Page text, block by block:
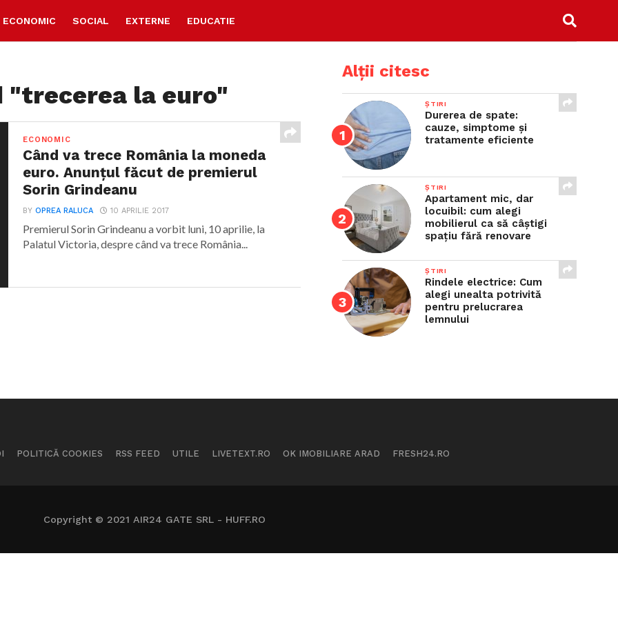
ECONOMIC SOCIAL EXTERNE EDUCATIE
"trecerea la euro"
ECONOMIC
Când va trece România la moneda
euro. Anunțul făcut de premierul
Sorin Grindeanu
BYOPREA RALUCA 10 APRILIE 2017
Premierul Sorin Grindeanu a vorbit luni, 10 aprilie, la
Palatul Victoria, despre când va trece România...
Alții citesc
ȘTIRI
Durerea de spate:
cauze, simptome și
tratamente eficiente
ȘTIRI
Apartament mic, dar
locuibil: cum alegi
mobilierul ca să câștigi
spațiu fără renovare
ȘTIRI
Rindele electrice: Cum
alegi unealta potrivită
pentru prelucrarea
lemnului
POLITICĂ COOKIES RSS FEED UTILE LIVETEXT.RO OK IMOBILIARE ARAD FRESH24.RO
Copyright © 2021 AIR24 GATE SRL - HUFF.RO